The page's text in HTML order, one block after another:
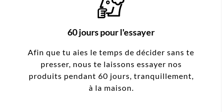
60 jours pour l'essayer
Afin que tu aies le temps de décider sans te
presser, nous te laissons essayer nos
produits pendant 60 jours, tranquillement,
à la maison.